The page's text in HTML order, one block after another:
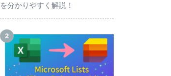
を分かりやすく解説！